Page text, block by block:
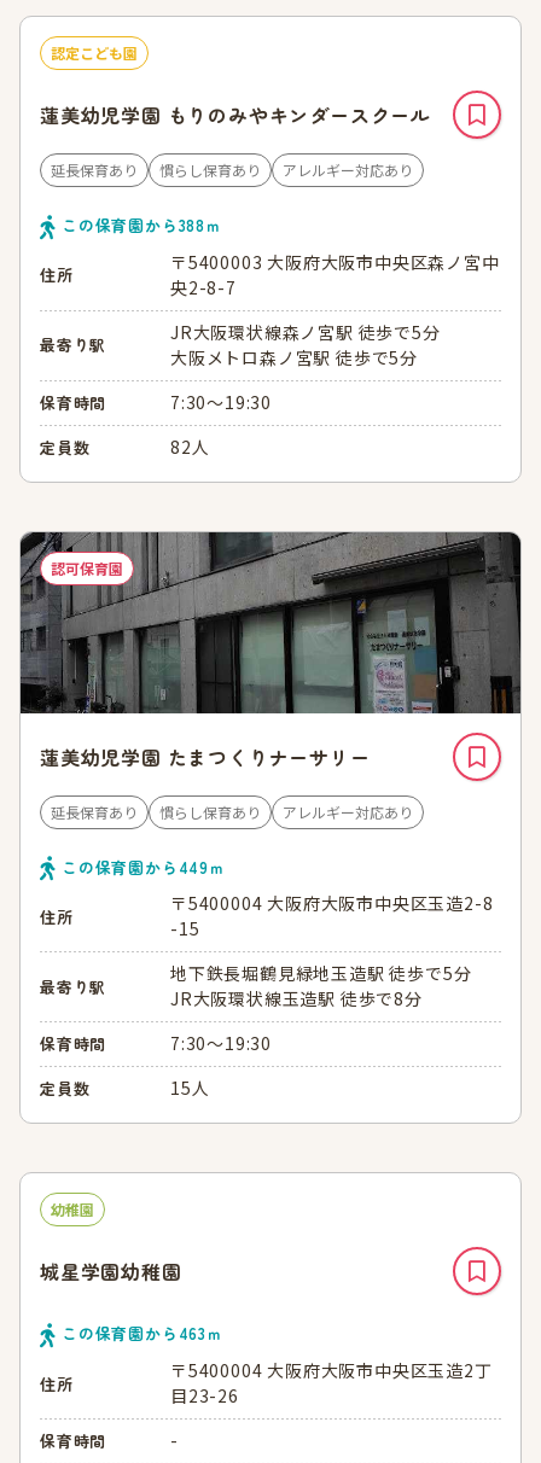
認定こども園
蓮美幼児学園 もりのみやキンダースクール
延長保育あり 慣らし保育あり アレルギー対応あり
この保育園から388ｍ
住所
〒5400003 大阪府大阪市中央区森ノ宮中
央2-8-7
最寄り駅
JR大阪環状線森ノ宮駅 徒歩で5分
大阪メトロ森ノ宮駅 徒歩で5分
保育時間 7:30～19:30
定員数 82人
認可保育園
蓮美幼児学園 たまつくりナーサリー
延長保育あり 慣らし保育あり アレルギー対応あり
この保育園から 449ｍ
住所
〒5400004 大阪府大阪市中央区玉造2-8
-15
最寄り駅
地下鉄長堀鶴見緑地玉造駅 徒歩で5分
JR大阪環状線玉造駅 徒歩で8分
保育時間 7:30～19:30
定員数 15人
幼稚園
城星学園幼稚園
この保育園から 463ｍ
住所
〒5400004 大阪府大阪市中央区玉造2丁
目23-26
保育時間 -